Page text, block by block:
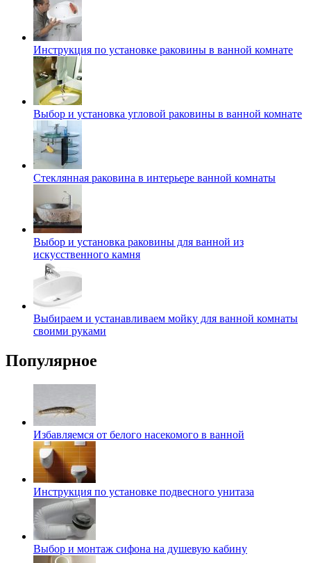
Инструкция по установке раковины в ванной комнате
Выбор и установка угловой раковины в ванной комнате
Стеклянная раковина в интерьере ванной комнаты
Выбор и установка раковины для ванной из
искусственного камня
Выбираем и устанавливаем мойку для ванной комнаты
своими руками
Популярное
Избавляемся от белого насекомого в ванной
Инструкция по установке подвесного унитаза
Выбор и монтаж сифона на душевую кабину